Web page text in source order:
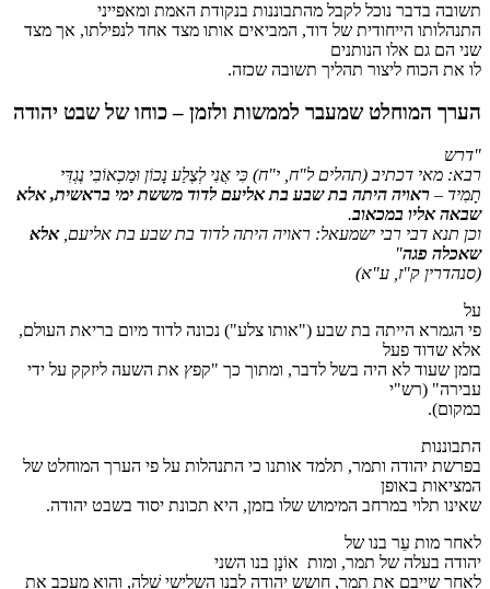
תשובה בדבר נוכל לקבל מהתבוננות בנקודת האמת ומאפייני
התנהלותו הייחודית של דוד, המביאים אותו מצד אחד לנפילתו, אך מצד
שני הם גם אלו הנותנים
לו את הכוח ליצור תהליך תשובה שכזה.
הערך המוחלט שמעבר לממשות ולזמן – כוחו של שבט יהודה
"דרש
רבא: מאי דכתיב (תהלים ל"ח, י"ח) כִּי אֲנִי לְצֶלַע נָכוֹן וּמַכְאוֹבִי נֶגְדִּי
תָמִיד – ראויה היתה בת שבע בת אליעם לדוד מששת ימי בראשית, אלא
שבאה אליו במכאוב.
וכן תנא דבי רבי ישמעאל: ראויה היתה לדוד בת שבע בת אליעם,אלא
שאכלה פגה"
(סנהדרין ק"ז, ע"א)
על
פי הגמרא הייתה בת שבע ("אותו צלע") נכונה לדוד מיום בריאת העולם,
אלא שדוד פעל
בזמן שעוד לא היה בשל לדבר, ומתוך כך "קפץ את השעה ליזקק על ידי
עבירה" (רש"י
במקום).
התבוננות
בפרשת יהודה ותמר, תלמד אותנו כי התנהלות על פי הערך המוחלט של
המציאות באופן
שאינו תלוי במרחב המימוש שלו בזמן, היא תכונת יסוד בשבט יהודה.
לאחר מות עֵר בנו של
יהודה בעלה של תמר, ומות אוֹנָן בנו השני
לאחר שייבם את תמר, חושש יהודה לבנו השלישי שֵׁלָה, והוא מעכב את